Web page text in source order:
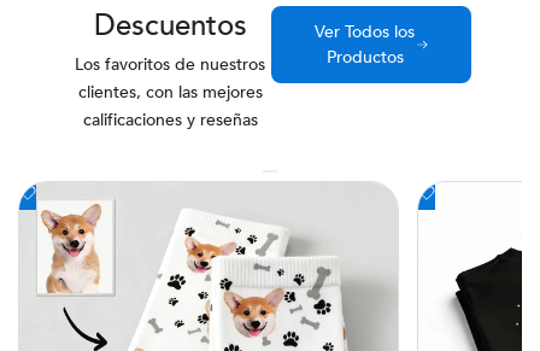
Descuentos
Los favoritos de nuestros
clientes, con las mejores
calificaciones y reseñas
Ver Todos los
Productos
Añadir
a
lista
deseos
Añadir
lista
de
deseos